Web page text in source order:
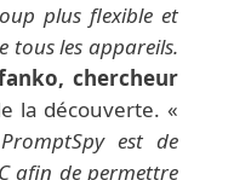
plus flexible et
tous les appareils.
chercheur
la découverte. «
est de
afin de permettre